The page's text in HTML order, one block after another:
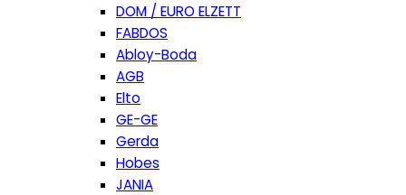
DOM / EURO ELZETT
FABDOS
Abloy-Boda
AGB
Elto
GE-GE
Gerda
Hobes
JANIA